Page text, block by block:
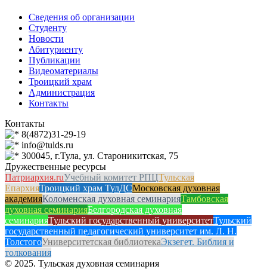
Сведения об организации
Студенту
Новости
Абитуриенту
Публикации
Видеоматериалы
Троицкий храм
Администрация
Контакты
Контакты
8(4872)31-29-19
info@tulds.ru
300045, г.Тула, ул. Староникитская, 75
Дружественные ресурсы
Патриархия.ruУчебный комитет РПЦТульская
ЕпархияТроицкий храм ТулДСМосковская духовная
академияКоломенская духовная семинарияТамбовская
духовная семинарияБелгородская духовная
семинарияТульский государственный университетТульский
государственный педагогический университет им. Л. Н.
ТолстогоУниверситетская библиотекаЭкзегет. Библия и
толкования
© 2025. Тульская духовная семинария